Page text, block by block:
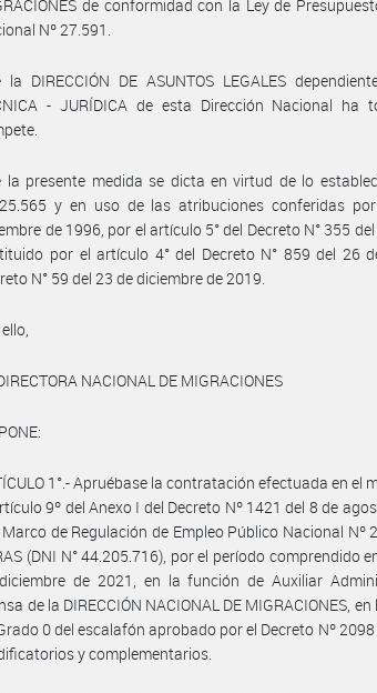
de conformidad con la Ley de
Nº 27.591.
la DIRECCIÓN DE ASUNTOS LEGALES
- JURÍDICA de esta Dirección Nacional ha
la presente medida se dicta en virtud de lo
y en uso de las atribuciones conferidas
de 1996, por el artículo 5° del Decreto N° 355
por el artículo 4° del Decreto N° 859 del 26
N° 59 del 23 de diciembre de 2019.
NACIONAL DE MIGRACIONES
1°.- Apruébase la contratación efectuada en el
9º del Anexo I del Decreto Nº 1421 del 8 de
Marco de Regulación de Empleo Público Nacional Nº
(DNI N° 44.205.716), por el período comprendido
de 2021, en la función de Auxiliar
de la DIRECCIÓN NACIONAL DE MIGRACIONES,
0 del escalafón aprobado por el Decreto Nº
y complementarios.